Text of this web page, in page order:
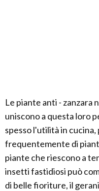
Le piante anti - zanzara
uniscono a questa loro
spesso l'utilità in
frequentemente di
piante che riescono a
insetti fastidiosi può
di belle fioriture, il